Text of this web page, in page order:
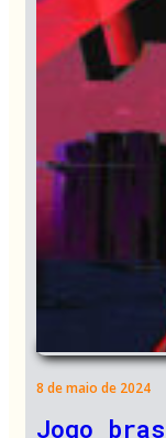
8 de maio de 2024
Jogo